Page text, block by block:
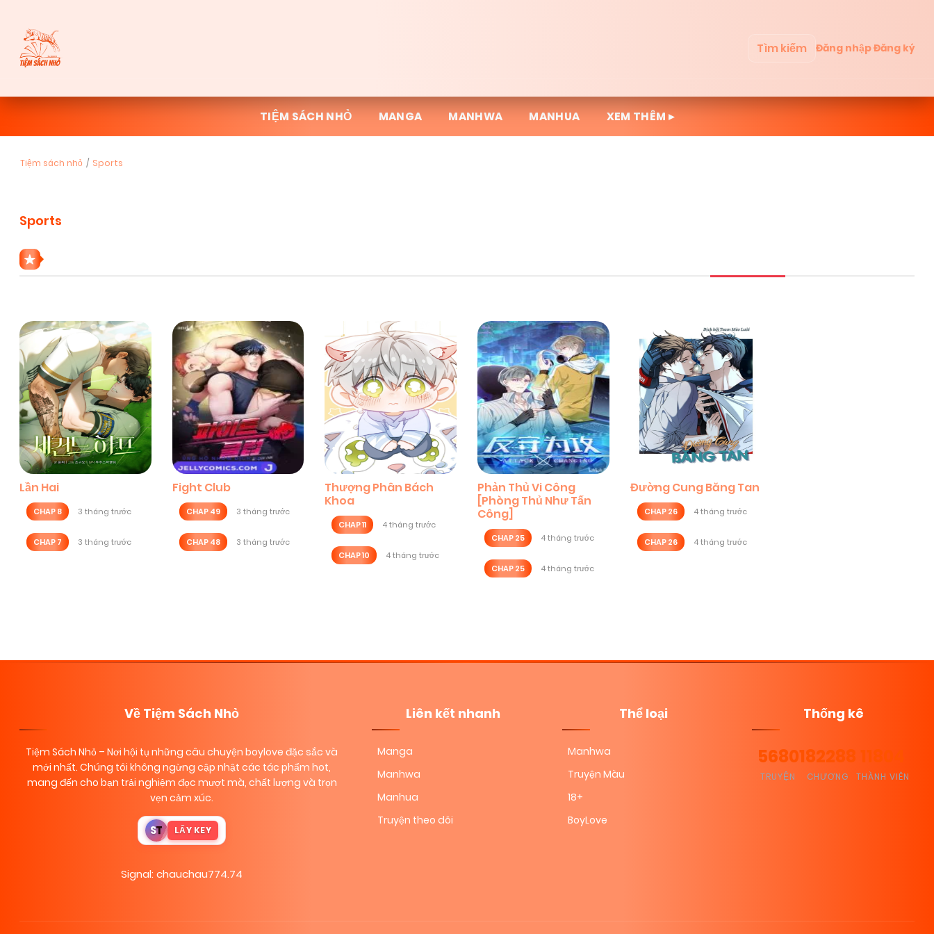
Tìm kiếm Đăng nhậpĐăng ký
TIỆM SÁCH NHỎ MANGA MANHWA MANHUA XEM THÊM ▸
Tiệm sách nhỏ Sports
Sports
Lần Hai
CHAP 8 3 tháng trước
CHAP 7 3 tháng trước
Fight Club
CHAP 49 3 tháng trước
CHAP 48 3 tháng trước
Thượng Phân Bách
Khoa
CHAP 11 4 tháng trước
CHAP 10 4 tháng trước
Phản Thủ Vi Công
[Phòng Thủ Như Tấn
Công]
CHAP 25 4 tháng trước
CHAP 25 4 tháng trước
Đường Cung Băng Tan
CHAP 26 4 tháng trước
CHAP 26 4 tháng trước
Về Tiệm Sách Nhỏ
Tiệm Sách Nhỏ – Nơi hội tụ những câu chuyện boylove đặc sắc và
mới nhất. Chúng tôi không ngừng cập nhật các tác phẩm hot,
mang đến cho bạn trải nghiệm đọc mượt mà, chất lượng và trọn
vẹn cảm xúc.
ST LẤY KEY
Signal: chauchau774.74
Liên kết nhanh
Manga
Manhwa
Manhua
Truyện theo dõi
Thể loại
Manhwa
Truyện Màu
18+
BoyLove
Thống kê
5680
TRUYỆN
182288
CHƯƠNG
11804
THÀNH VIÊN